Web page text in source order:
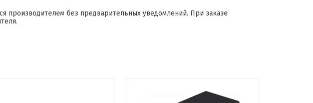
производителем без предварительных уведомлений. При заказе